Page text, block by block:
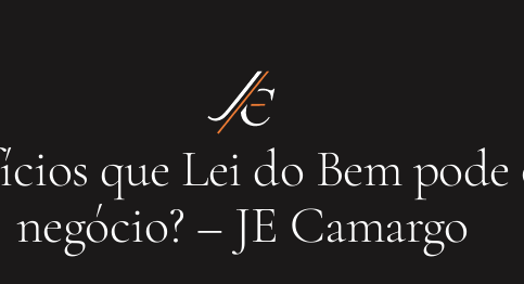
que Lei do Bem pode
negócio? – JE Camargo